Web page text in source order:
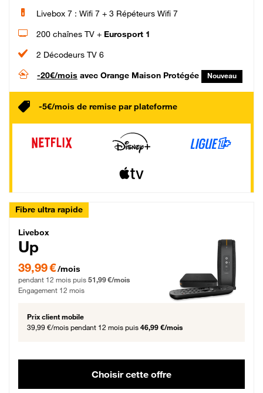
Livebox 7 : Wifi 7 + 3 Répéteurs Wifi 7
200 chaînes TV + Eurosport 1
2 Décodeurs TV 6
-20€/mois avec Orange Maison Protégée Nouveau
-5€/mois de remise par plateforme
Fibre ultra rapide
Livebox Up Fibre
Livebox
Up
39,99 € par mois pendant 12 mois puis 51,99 € par mois, Engagement 12 mois
39,99 €/mois
pendant 12 mois puis 51,99 €/mois
Engagement 12 mois
Prix client mobile
39,99 €/mois pendant 12 mois puis 46,99 €/mois
Choisir cette offre